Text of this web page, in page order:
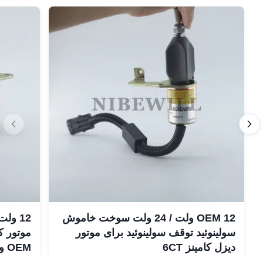
OEM 12 ولت / 24 ولت سوخت خاموش
سولینوئید توقف سولینوئید برای موتور
دیزل کامینز 6CT
OEM و جدید Shutoff